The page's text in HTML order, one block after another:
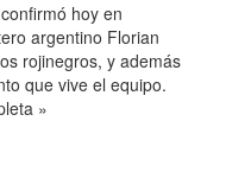
hoy en
argentino Florian
rojinegros, y además
que vive el equipo.
»